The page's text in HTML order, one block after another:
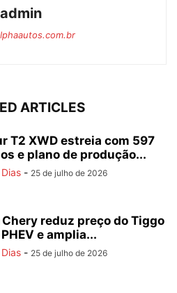
admin
ARTICLES
T2 XWD estreia com 597
e plano de produção...
- 25 de julho de 2026
Chery reduz preço do Tiggo
e amplia...
- 25 de julho de 2026